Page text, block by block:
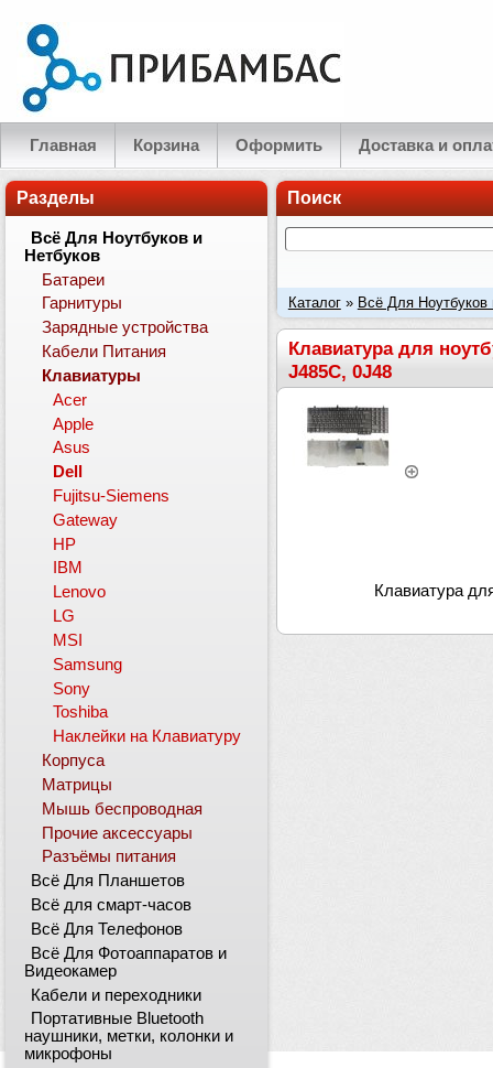
Главная Корзина Оформить Доставка и
Поиск
Каталог» Всё Для Ноутбуков
Совместимые PN: PP36X,
Клавиатура для
J485C, 0J48
Клавиатура
Разделы
Всё Для Ноутбуков и
Нетбуков
Батареи
Гарнитуры
Зарядные устройства
Кабели Питания
Клавиатуры
Acer
Apple
Asus
Dell
Fujitsu-Siemens
Gateway
HP
IBM
Lenovo
LG
MSI
Samsung
Sony
Toshiba
Наклейки на Клавиатуру
Корпуса
Матрицы
Мышь беспроводная
Прочие аксессуары
Разъёмы питания
Всё Для Планшетов
Всё для смарт-часов
Всё Для Телефонов
Всё Для Фотоаппаратов и
Видеокамер
Кабели и переходники
Портативные Bluetooth
наушники, метки, колонки и
микрофоны